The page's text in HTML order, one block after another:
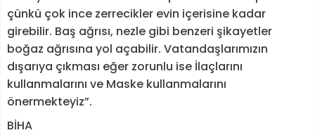
çünkü çok ince zerrecikler evin içerisine kadar
girebilir. Baş ağrısı, nezle gibi benzeri şikayetler
boğaz ağrısına yol açabilir. Vatandaşlarımızın
dışarıya çıkması eğer zorunlu ise İlaçlarını
kullanmalarını ve Maske kullanmalarını
önermekteyiz”.
BİHA